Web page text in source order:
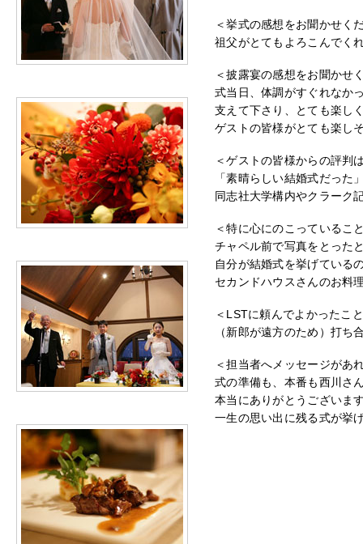
＜挙式の感想をお聞かせく
祖父がとてもよろこんでく
＜披露宴の感想をお聞かせ
式当日、体調がすぐれなか
支えて下さり、とても楽し
ゲストの皆様がとても楽し
＜ゲストの皆様からの評判
「素晴らしい結婚式だった
同志社大学構内やクラーク
＜特に心にのこっているこ
チャペル前で写真をとった
自分が結婚式を挙げている
セカンドハウスさんのお料
＜LSTに頼んでよかったこ
（新郎が遠方のため）打
＜担当者へメッセージがあ
式の準備も、本番も西川さ
本当にありがとうございま
一生の思い出に残る式が挙